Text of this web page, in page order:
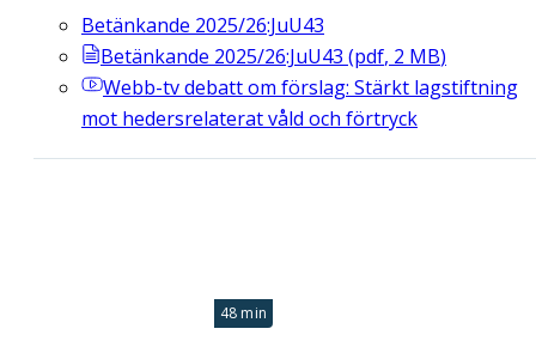
Betänkande 2025/26:JuU43
Betänkande 2025/26:JuU43 (pdf, 2 MB)
Webb-tvdebatt om förslag: Stärkt lagstiftning
mot hedersrelaterat våld och förtryck
48 min